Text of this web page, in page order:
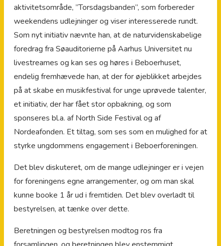
aktivitetsområde, ”Torsdagsbanden”, som forbereder
weekendens udlejninger og viser interesserede rundt.
Som nyt initiativ nævnte han, at de naturvidenskabelige
foredrag fra Søauditorierne på Aarhus Universitet nu
livestreames og kan ses og høres i Beboerhuset,
endelig fremhævede han, at der for øjeblikket arbejdes
på at skabe en musikfestival for unge uprøvede talenter,
et initiativ, der har fået stor opbakning, og som
sponseres bl.a. af North Side Festival og af
Nordeafonden. Et tiltag, som ses som en mulighed for at
styrke ungdommens engagement i Beboerforeningen.
Det blev diskuteret, om de mange udlejninger er i vejen
for foreningens egne arrangementer, og om man skal
kunne booke 1 år ud i fremtiden. Det blev overladt til
bestyrelsen, at tænke over dette.
Beretningen og bestyrelsen modtog ros fra